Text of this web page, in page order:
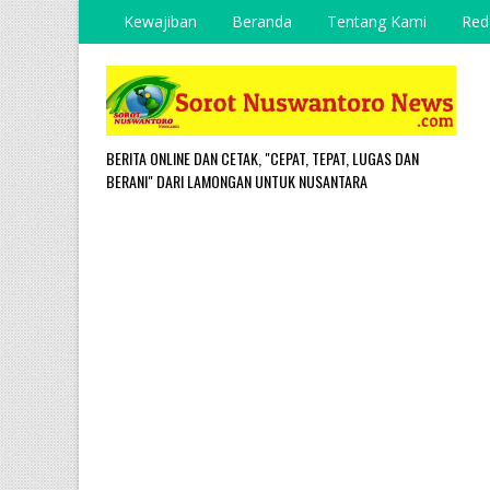
Kewajiban Beranda Tentang Kami
BERITA ONLINE DAN CETAK, "CEPAT, TEPAT, LUGAS DAN
BERANI" DARI LAMONGAN UNTUK NUSANTARA